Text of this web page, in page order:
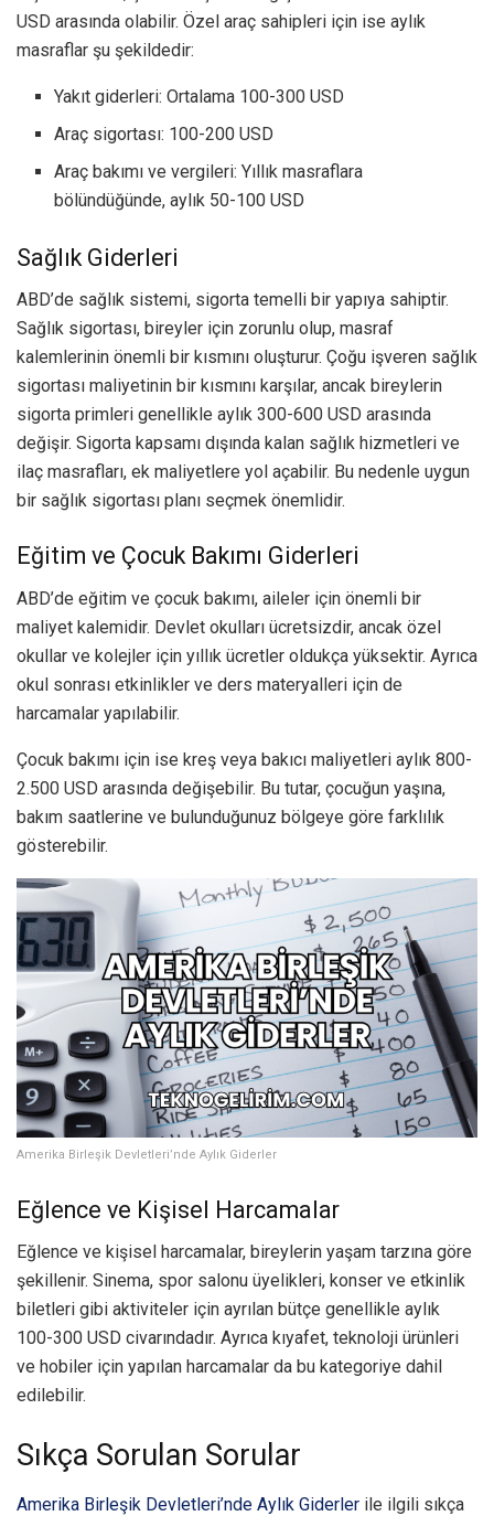
USD arasında olabilir. Özel araç sahipleri için ise aylık
masraflar şu şekildedir:
Yakıt giderleri: Ortalama 100-300 USD
Araç sigortası: 100-200 USD
Araç bakımı ve vergileri: Yıllık masraflara
bölündüğünde, aylık 50-100 USD
Sağlık Giderleri
ABD’de sağlık sistemi, sigorta temelli bir yapıya sahiptir.
Sağlık sigortası, bireyler için zorunlu olup, masraf
kalemlerinin önemli bir kısmını oluşturur. Çoğu işveren sağlık
sigortası maliyetinin bir kısmını karşılar, ancak bireylerin
sigorta primleri genellikle aylık 300-600 USD arasında
değişir. Sigorta kapsamı dışında kalan sağlık hizmetleri ve
ilaç masrafları, ek maliyetlere yol açabilir. Bu nedenle uygun
bir sağlık sigortası planı seçmek önemlidir.
Eğitim ve Çocuk Bakımı Giderleri
ABD’de eğitim ve çocuk bakımı, aileler için önemli bir
maliyet kalemidir. Devlet okulları ücretsizdir, ancak özel
okullar ve kolejler için yıllık ücretler oldukça yüksektir. Ayrıca
okul sonrası etkinlikler ve ders materyalleri için de
harcamalar yapılabilir.
Çocuk bakımı için ise kreş veya bakıcı maliyetleri aylık 800-
2.500 USD arasında değişebilir. Bu tutar, çocuğun yaşına,
bakım saatlerine ve bulunduğunuz bölgeye göre farklılık
gösterebilir.
Amerika Birleşik Devletleri’nde Aylık Giderler
Eğlence ve Kişisel Harcamalar
Eğlence ve kişisel harcamalar, bireylerin yaşam tarzına göre
şekillenir. Sinema, spor salonu üyelikleri, konser ve etkinlik
biletleri gibi aktiviteler için ayrılan bütçe genellikle aylık
100-300 USD civarındadır. Ayrıca kıyafet, teknoloji ürünleri
ve hobiler için yapılan harcamalar da bu kategoriye dahil
edilebilir.
Sıkça Sorulan Sorular
Amerika Birleşik Devletleri’nde Aylık Giderler ile ilgili sıkça